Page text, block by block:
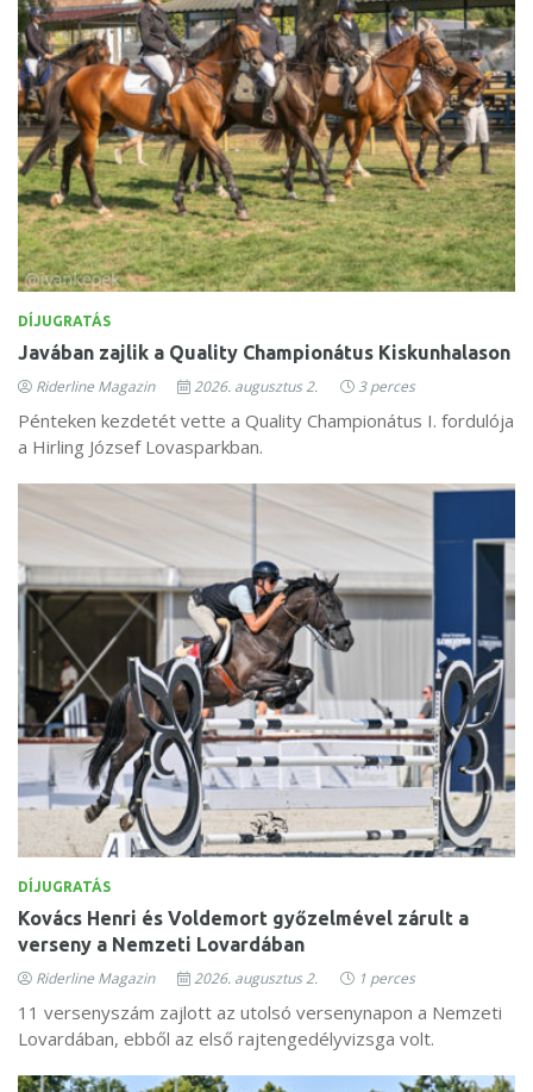
DÍJUGRATÁS
Javában zajlik a Quality Championátus Kiskunhalason
Riderline Magazin 2026. augusztus 2. 3 perces
Pénteken kezdetét vette a Quality Championátus I. fordulója
a Hirling József Lovasparkban.
DÍJUGRATÁS
Kovács Henri és Voldemort győzelmével zárult a
verseny a Nemzeti Lovardában
Riderline Magazin 2026. augusztus 2. 1 perces
11 versenyszám zajlott az utolsó versenynapon a Nemzeti
Lovardában, ebből az első rajtengedélyvizsga volt.